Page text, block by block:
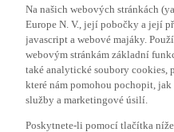
Na našich webových stránkách
Europe N. V., její pobočky a její
javascript a webové majáky.
webovým stránkám základní
také analytické soubory cookies,
které nám pomohou pochopit,
služby a marketingové úsilí.
Poskytnete-li pomocí tlačítka